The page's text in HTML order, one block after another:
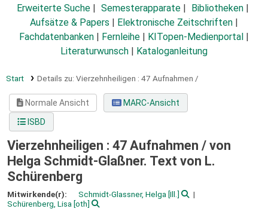
Erweiterte Suche Semesterapparate
Bibliotheken
Aufsätze & Papers
Elektronische Zeitschriften
Fachdatenbanken
Fernleihe KITopen-Medienportal
Literaturwunsch
Kataloganleitung
Start Details zu: Vierzehnheiligen : 47 Aufnahmen /
Normale Ansicht
MARC-Ansicht
ISBD
Vierzehnheiligen : 47 Aufnahmen / von
Helga Schmidt-Glaßner. Text von L.
Schürenberg
Mitwirkende(r): Schmidt-Glassner, Helga [Ill.]
Schürenberg, Lisa [oth]